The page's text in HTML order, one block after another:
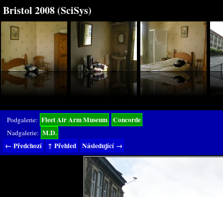
Bristol 2008 (SciSys)
Podgalerie: Fleet Air Arm Museum Concorde
Nadgalerie: M.D.
← Předchozí
↑ Přehled Následující →